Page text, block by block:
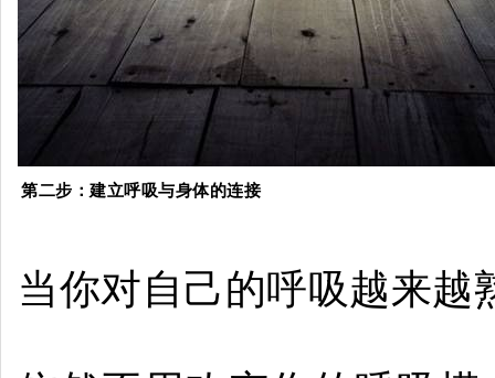
第二步：建立呼吸与身体的连接
当你对自己的呼吸越来